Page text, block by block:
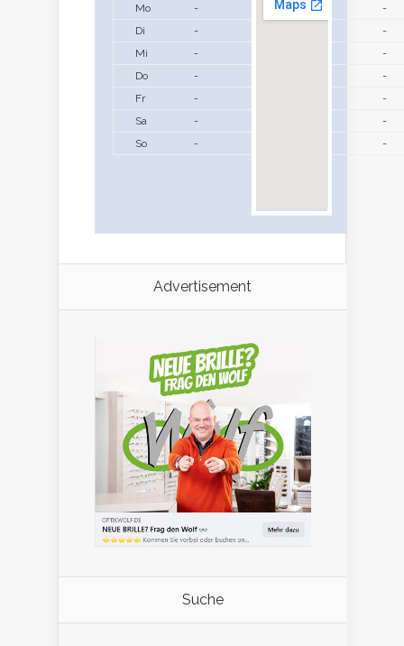
Mo
- -
-
Di
-
-
Mi
-
-
Do
-
-
Fr
-
-
Sa
-
-
So
- -
Advertisement
Suche